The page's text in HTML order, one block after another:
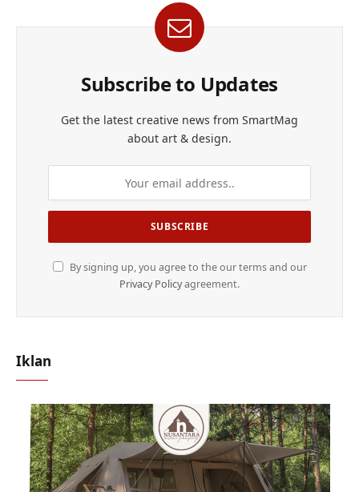
Subscribe to Updates
Get the latest creative news from SmartMag
about art & design.
By signing up, you agree to the our terms and our
Privacy Policyagreement.
Iklan